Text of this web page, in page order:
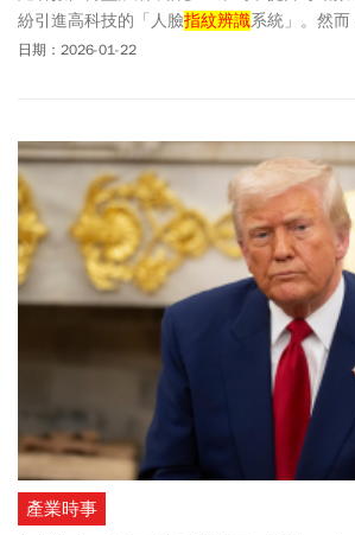
紛引進高科技的「人臉指紋辨識系統」。然而
「指紋」數位化並作為出勤紀錄，這中間隱藏
日期：2026-01-22
產業時事